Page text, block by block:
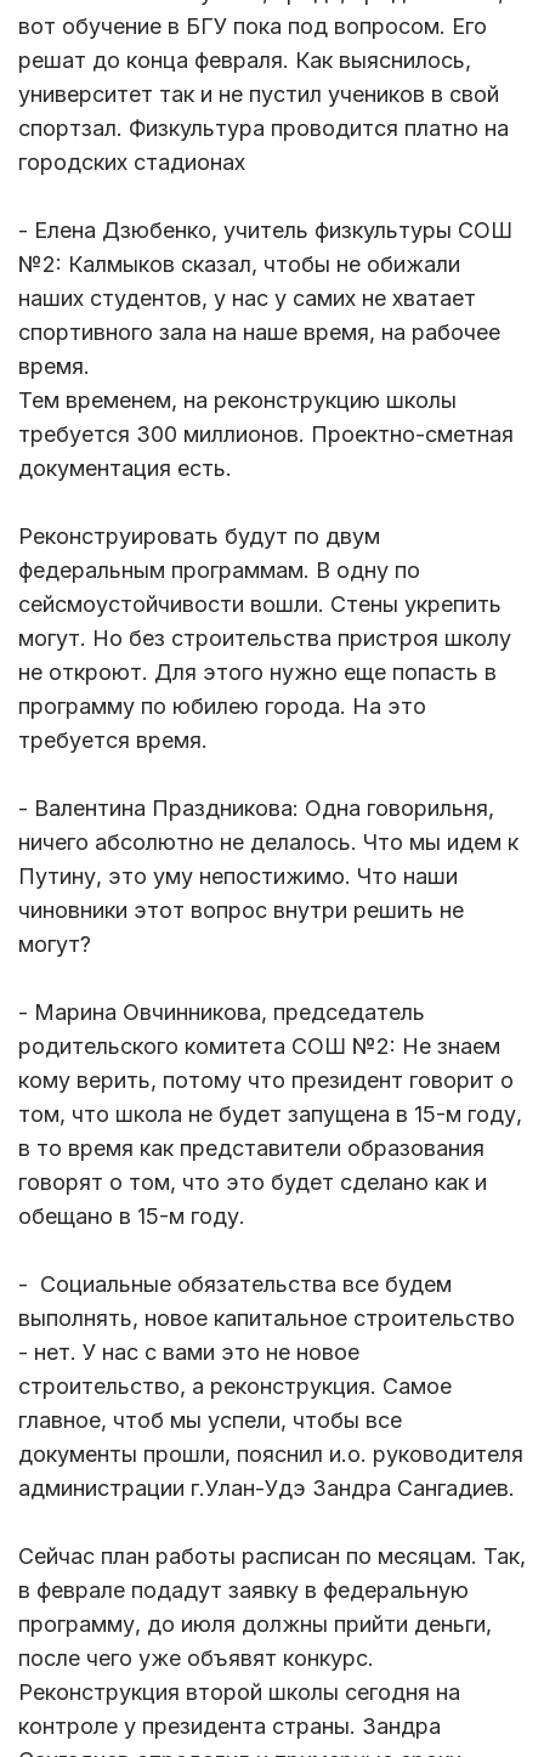
вот обучение в БГУ пока под вопросом. Его
решат до конца февраля. Как выяснилось,
университет так и не пустил учеников в свой
спортзал. Физкультура проводится платно на
городских стадионах
- Елена Дзюбенко, учитель физкультуры СОШ
№2: Калмыков сказал, чтобы не обижали
наших студентов, у нас у самих не хватает
спортивного зала на наше время, на рабочее
время.
Тем временем, на реконструкцию школы
требуется 300 миллионов. Проектно-сметная
документация есть.
Реконструировать будут по двум
федеральным программам. В одну по
сейсмоустойчивости вошли. Стены укрепить
могут. Но без строительства пристроя школу
не откроют. Для этого нужно еще попасть в
программу по юбилею города. На это
требуется время.
- Валентина Праздникова: Одна говорильня,
ничего абсолютно не делалось. Что мы идем к
Путину, это уму непостижимо. Что наши
чиновники этот вопрос внутри решить не
могут?
- Марина Овчинникова, председатель
родительского комитета СОШ №2: Не знаем
кому верить, потому что президент говорит о
том, что школа не будет запущена в 15-м году,
в то время как представители образования
говорят о том, что это будет сделано как и
обещано в 15-м году.
- Социальные обязательства все будем
выполнять, новое капитальное строительство
- нет. У нас с вами это не новое
строительство, а реконструкция. Самое
главное, чтоб мы успели, чтобы все
документы прошли, пояснил и.о. руководителя
администрации г.Улан-Удэ Зандра Сангадиев.
Сейчас план работы расписан по месяцам. Так,
в феврале подадут заявку в федеральную
программу, до июля должны прийти деньги,
после чего уже объявят конкурс.
Реконструкция второй школы сегодня на
контроле у президента страны. Зандра